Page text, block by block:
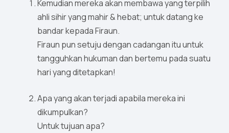
Kemudian mereka akan membawa yang terpilih
ahli sihir yang mahir & hebat; untuk datang ke
bandar kepada Firaun.
Firaun pun setuju dengan cadangan itu untuk
tangguhkan hukuman dan bertemu pada suatu
hari yang ditetapkan!
Apa yang akan terjadi apabila mereka ini
dikumpulkan?
Untuk tujuan apa?